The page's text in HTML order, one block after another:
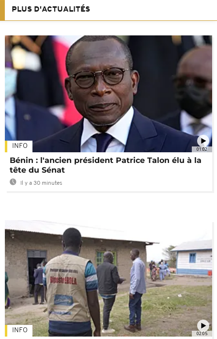
PLUS D'ACTUALITÉS
01:02
INFO
Bénin : l'ancien président Patrice Talon élu à la
tête du Sénat
Il y a 30 minutes
02:05
INFO